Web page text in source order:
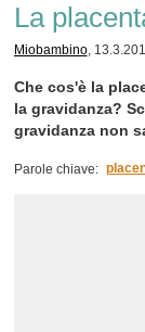
La
Miobambino,
Che cos'è la
la gravidanza?
gravidanza non
Parole chiave: